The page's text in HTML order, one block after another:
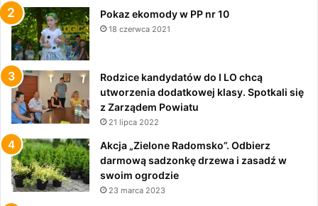
Pokaz ekomody w PP nr 10
18 czerwca 2021
Rodzice kandydatów do I LO chcą
utworzenia dodatkowej klasy. Spotkali się
z Zarządem Powiatu
21 lipca 2022
Akcja „Zielone Radomsko”. Odbierz
darmową sadzonkę drzewa i zasadź w
swoim ogrodzie
23 marca 2023